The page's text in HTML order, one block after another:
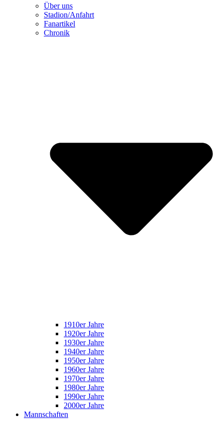
Über uns
Stadion/Anfahrt
Fanartikel
Chronik
1910er Jahre
1920er Jahre
1930er Jahre
1940er Jahre
1950er Jahre
1960er Jahre
1970er Jahre
1980er Jahre
1990er Jahre
2000er Jahre
Mannschaften